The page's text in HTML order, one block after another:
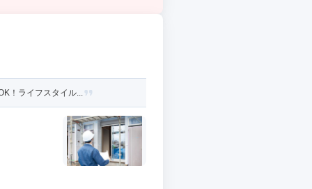
！ライフスタイル...